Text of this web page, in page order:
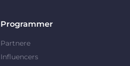
Programmer
Partnere
Influencers